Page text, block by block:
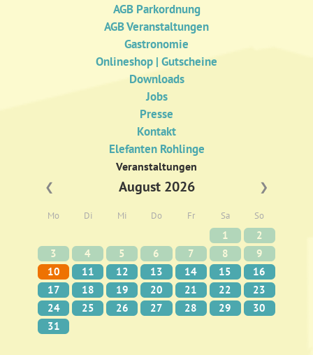
AGB Parkordnung
AGB Veranstaltungen
Gastronomie
Onlineshop | Gutscheine
Downloads
Jobs
Presse
Kontakt
Elefanten Rohlinge
Veranstaltungen
❮
August 2026 ❯
Mo Di Mi Do Fr Sa So
1
2
3
4 5 6 7 8
9
10
11 12 13 14 15
16
17
18 19 20 21 22
23
24
25 26 27 28 29
30
31